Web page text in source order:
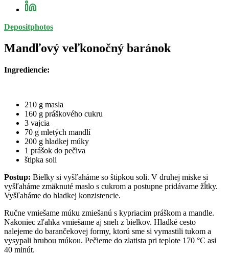
Depositphotos
Mandľový veľkonočný baránok
Ingrediencie:
210 g masla
160 g práškového cukru
3 vajcia
70 g mletých mandlí
200 g hladkej múky
1 prášok do pečiva
štipka soli
Postup: Bielky si vyšľaháme so štipkou soli. V druhej miske si
vyšľaháme zmäknuté maslo s cukrom a postupne pridávame žĺtky.
Vyšľaháme do hladkej konzistencie.
Ručne vmiešame múku zmiešanú s kypriacim práškom a mandle.
Nakoniec zľahka vmiešame aj sneh z bielkov. Hladké cesto
nalejeme do barančekovej formy, ktorú sme si vymastili tukom a
vysypali hrubou múkou. Pečieme do zlatista pri teplote 170 °C asi
40 minút.